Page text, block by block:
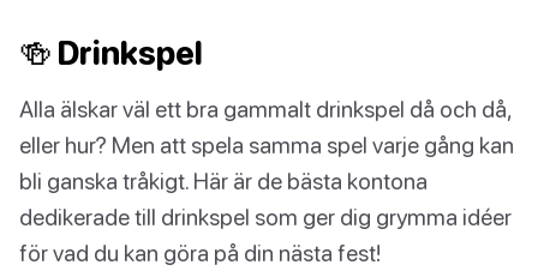
🍻 Drinkspel
Alla älskar väl ett bra gammalt drinkspel då och då,
eller hur? Men att spela samma spel varje gång kan
bli ganska tråkigt. Här är de bästa kontona
dedikerade till drinkspel som ger dig grymma idéer
för vad du kan göra på din nästa fest!